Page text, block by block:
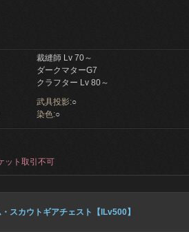
裁縫師 Lv 70～
ダークマターG7
クラフター Lv 80～
武具投影:○
染色:○
ット取引不可
スカウトギアチェスト【ILv500】